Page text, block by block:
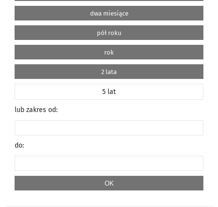
dwa miesiące
pół roku
rok
2 lata
5 lat
lub zakres od:
do: